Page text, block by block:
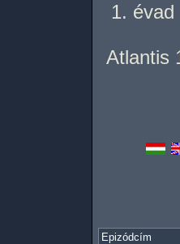
1. évad
Atlantis
Epizódcím